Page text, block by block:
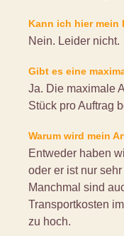
Kann ich hier mein
Nein. Leider nicht.
Gibt es eine
Ja. Die maximale
Stück pro Auftrag
Warum wird mein
Entweder haben
oder er ist nur
Manchmal sind
Transportkosten
zu hoch.